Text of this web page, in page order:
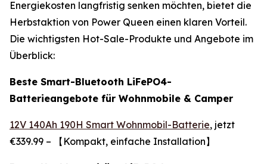
Energiekosten langfristig senken möchten, bietet die
Herbstaktion von Power Queen einen klaren Vorteil.
Die wichtigsten Hot-Sale-Produkte und Angebote im
Überblick:
Beste Smart-Bluetooth LiFePO4-
Batterieangebote für Wohnmobile & Camper
12V 140Ah 190H Smart Wohnmobil-Batterie, jetzt
€339.99 – 【Kompakt, einfache Installation】